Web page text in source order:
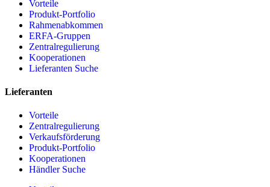
Vorteile
Produkt-Portfolio
Rahmenabkommen
ERFA-Gruppen
Zentralregulierung
Kooperationen
Lieferanten Suche
Lieferanten
Vorteile
Zentralregulierung
Verkaufsförderung
Produkt-Portfolio
Kooperationen
Händler Suche